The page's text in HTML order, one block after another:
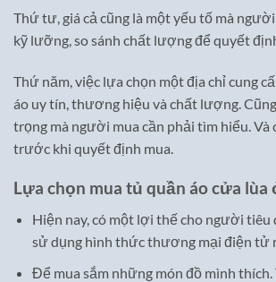
Thứ tư, giá cả cũng là một yếu tố mà
kỹ lưỡng, so sánh chất lượng để quyết
Thứ năm, việc lựa chọn một địa chỉ cung
áo uy tín, thương hiệu và chất lượng.
trọng mà người mua cần phải tìm hiểu.
trước khi quyết định mua.
Lựa chọn mua tủ quần áo cửa lùa
Hiện nay, có một lợi thế cho người tiêu
sử dụng hình thức thương mại điện tử
Để mua sắm những món đồ mình